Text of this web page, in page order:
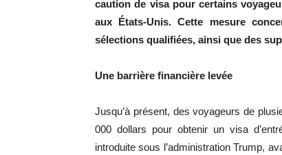
caution de visa pour certains
aux États-Unis. Cette mesure
sélections qualifiées, ainsi que des
Une barrière financière levée
Jusqu’à présent, des voyageurs de
000 dollars pour obtenir un visa
introduite sous l’administration Trump,